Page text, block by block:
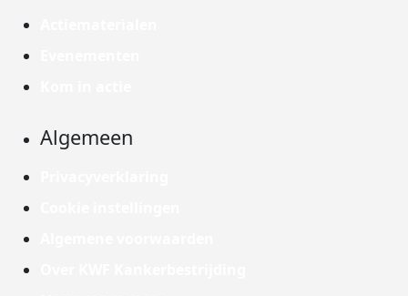
Algemeen